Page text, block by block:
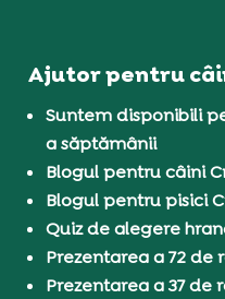
Ajutor pentru
Suntem disponibili
a săptămânii
Blogul pentru câini
Blogul pentru pisici
Quiz de alegere
Prezentarea a 72 de
Prezentarea a 37 de